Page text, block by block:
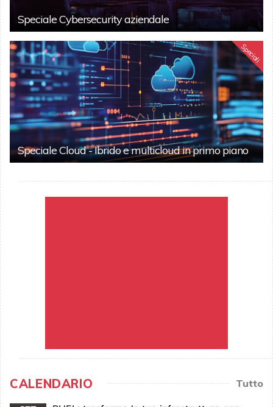
Speciale Cybersecurity aziendale
Speciali
Speciale Cloud - Ibrido e multicloud in primo piano
CALENDARIO Tutto